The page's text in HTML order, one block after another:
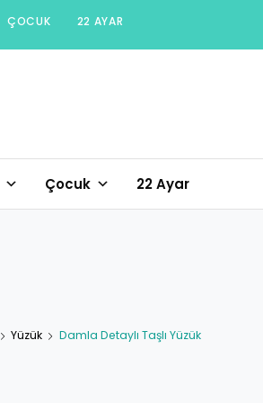
ÇOCUK 22 AYAR
Çocuk 22 Ayar
Yüzük Damla Detaylı Taşlı Yüzük